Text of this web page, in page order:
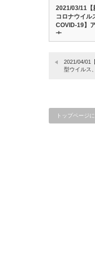
2021/03/11【
コロナウイル
COVID-19】
ナ…
2021/04/01
型ウイルス
トップページ